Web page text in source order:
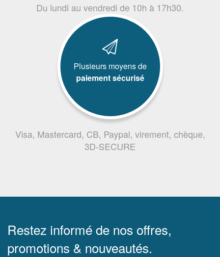
Du lundi au vendredi de 10h à 17h30.
Plusieurs moyens de
paiement sécurisé
Visa, Mastercard, CB, Paypal, virement, chèque,
3D-SECURE
Restez informé de nos offres,
promotions & nouveautés.